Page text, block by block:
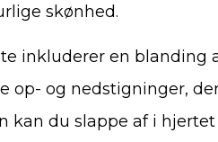
skønhed.
inkluderer en blanding
op- og nedstigninger,
kan du slappe af i